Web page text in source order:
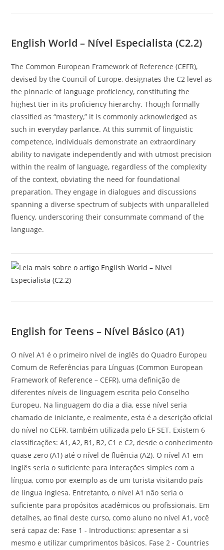
English World – Nível Especialista (C2.2)
The Common European Framework of Reference (CEFR),
devised by the Council of Europe, designates the C2 level as
the pinnacle of language proficiency, constituting the
highest tier in its proficiency hierarchy. Though formally
classified as “mastery,” it is commonly acknowledged as
such in everyday parlance. At this summit of linguistic
competence, individuals demonstrate an extraordinary
ability to navigate independently and with utmost precision
within the realm of language, regardless of the complexity
of the context, obviating the need for foundational
preparation. They engage in dialogues and discussions
spanning a diverse spectrum of subjects with unparalleled
fluency, underscoring their consummate command of the
language.
English for Teens – Nível Básico (A1)
O nível A1 é o primeiro nível de inglês do Quadro Europeu
Comum de Referências para Línguas (Common European
Framework of Reference – CEFR), uma definição de
diferentes níveis de linguagem escrita pelo Conselho
Europeu. Na linguagem do dia a dia, esse nível seria
chamado de iniciante, e realmente, esta é a descrição oficial
do nível no CEFR, também utilizada pelo EF SET. Existem 6
classificações: A1, A2, B1, B2, C1 e C2, desde o conhecimento
quase zero (A1) até o nível de fluência (A2). O nível A1 em
inglês seria o suficiente para interações simples com a
língua, como por exemplo as de um turista visitando país
de língua inglesa. Entretanto, o nível A1 não seria o
suficiente para propósitos acadêmicos ou profissionais. Em
detalhes, ao final deste curso, como aluno no nível A1, você
será capaz de: Fase 1 - Introductions: apresentar a si
mesmo e utilizar cumprimentos básicos. Fase 2 - Countries